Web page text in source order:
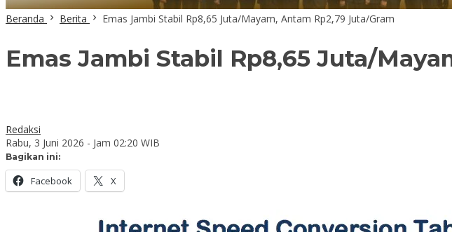
Beranda Berita Emas Jambi Stabil Rp8,65 Juta/Mayam, Antam Rp2,79 Juta/Gram
Emas Jambi Stabil Rp8,65 Juta/
Redaksi
Rabu, 3 Juni 2026 - Jam 02:20 WIB
Bagikan ini:
Facebook X